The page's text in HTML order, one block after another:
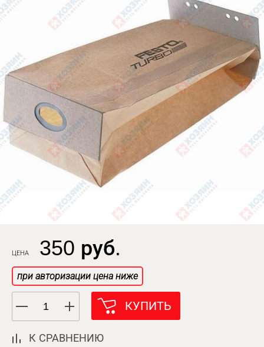
ЦЕНА 350 руб.
при авторизации цена ниже
КУПИТЬ
К СРАВНЕНИЮ